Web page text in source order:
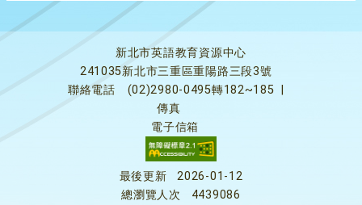
新北市英語教育資源中心
241035新北市三重區重陽路三段3號
聯絡電話
(02)2980-0495轉182~185
傳真
電子信箱
最後更新
2026-01-12
總瀏覽人次
4439086